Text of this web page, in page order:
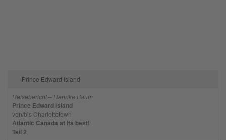
Prince Edward Island
Reisebericht – Henrike Baum
Prince Edward Island
von/bis Charlottetown
Atlantic Canada at its best!
Teil 2